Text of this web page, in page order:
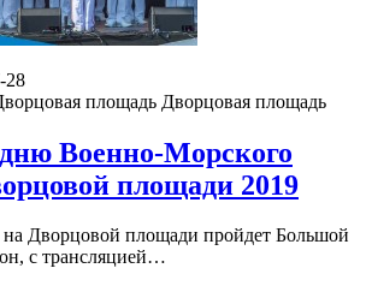
28
площадь Дворцовая площадь
Военно-Морского
площади 2019
на Дворцовой площади пройдет Большой
с трансляцией…